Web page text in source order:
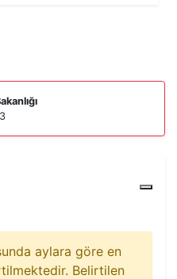
aylara göre en
Belirtilen